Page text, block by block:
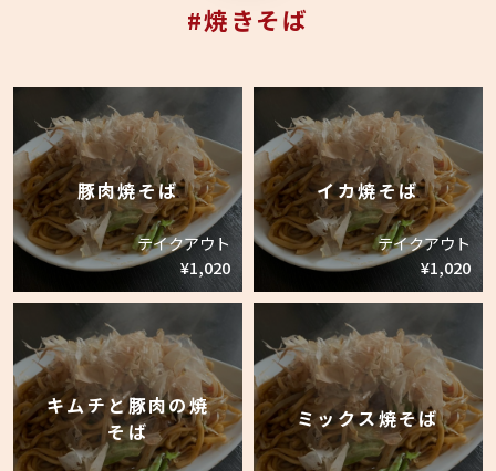
#焼きそば
豚肉焼そば
テイクアウト
¥1,020
イカ焼そば
テイクアウト
¥1,020
キムチと豚肉の焼
そば
ミックス焼そば